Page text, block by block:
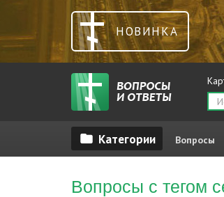
НОВИНКА
Вопросы
Вопросы с тегом